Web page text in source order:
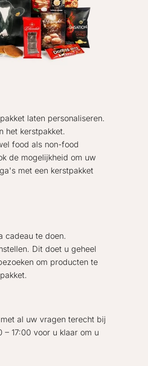
laten personaliseren.
het kerstpakket.
food als non-food
de mogelijkheid om uw
met een kerstpakket
cadeau te doen.
Dit doet u geheel
om producten te
al uw vragen terecht bij
17:00 voor u klaar om u